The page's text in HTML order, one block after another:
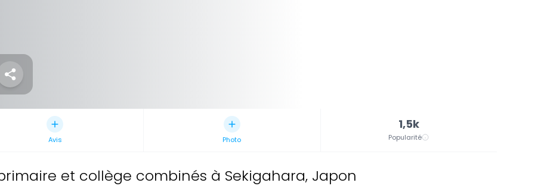
Avis Photo
1,5k
Popularité
et collège combinés à Sekigahara, Japon